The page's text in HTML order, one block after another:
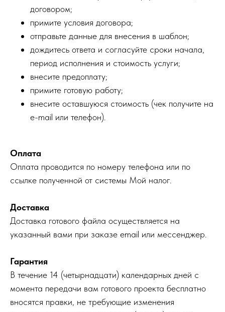
договором;
примите условия договора;
отправьте данные для внесения в шаблон;
дождитесь ответа и согласуйте сроки начала,
период исполнения и стоимость услуги;
внесите предоплату;
примите готовую работу;
внесите оставшуюся стоимость (чек получите на
e-mail или телефон).
Оплата
Оплата проводится по номеру телефона или по
ссылке полученной от системы Мой налог.
Доставка
Доставка готового файла осуществляется на
указанный вами при заказе email или мессенджер.
Гарантия
В течение 14 (четырнадцати) календарных дней с
момента передачи вам готового проекта бесплатно
вносятся правки, не требующие изменения